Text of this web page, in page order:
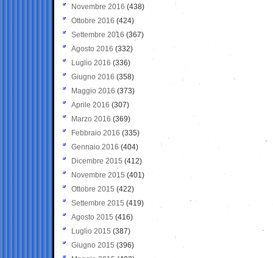
Novembre 2016 (438)
Ottobre 2016 (424)
Settembre 2016 (367)
Agosto 2016 (332)
Luglio 2016 (336)
Giugno 2016 (358)
Maggio 2016 (373)
Aprile 2016 (307)
Marzo 2016 (369)
Febbraio 2016 (335)
Gennaio 2016 (404)
Dicembre 2015 (412)
Novembre 2015 (401)
Ottobre 2015 (422)
Settembre 2015 (419)
Agosto 2015 (416)
Luglio 2015 (387)
Giugno 2015 (396)